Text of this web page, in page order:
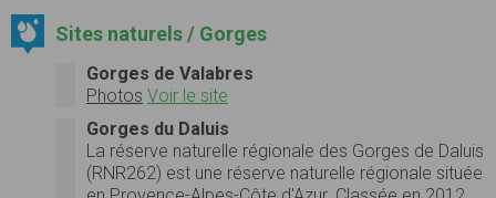
Sites naturels / Gorges
Gorges de Valabres
Photos Voir le site
Gorges du Daluis
La réserve naturelle régionale des Gorges de Daluis
(RNR262) est une réserve naturelle régionale située